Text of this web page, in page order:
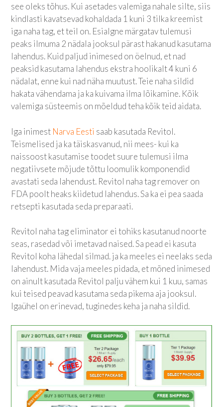
see oleks tõhus. Kui asetades valemiga nahale silte, siis
kindlasti kavatsevad kohaldada 1 kuni 3 tilka kreemist
iga naha tag, et teil on. Esialgne märgatav tulemusi
peaks ilmuma 2 nädala jooksul pärast hakanud kasutama
lahendus. Kuid paljud inimesed on öelnud, et nad
peaksid kasutama lahendus ekstra hoolikalt 4 kuni 6
nädalat, enne kui nad näha muutust. Teie naha sildid
hakata vähendama ja ka kuivama ilma lõikamine. Kõik
valemiga süsteemis on mõeldud teha kõik teid aidata.
Iga inimest Narva Eesti saab kasutada Revitol.
Teismelised ja ka täiskasvanud, nii mees- kui ka
naissoost kasutamise toodet suure tulemusi ilma
negatiivsete mõjude tõttu loomulik komponendid
avastati seda lahendust. Revitol naha tag remover on
FDA poolt heaks kiidetud lahendus. Sa ka ei pea saada
retsepti kasutada seda preparaati.
Revitol naha tag eliminator ei tohiks kasutanud noorte
seas, rasedad või imetavad naised. Sa pead ei kasuta
Revitol koha lähedal silmad. ja ka meeles ei neelaks seda
lahendust. Mida vaja meeles pidada, et mõned inimesed
on ainult kasutada Revitol palju vähem kui 1 kuu, samas
kui teised peavad kasutama seda pikema aja jooksul.
Igaühel on erinevad, tuginedes keha ja naha sildid.